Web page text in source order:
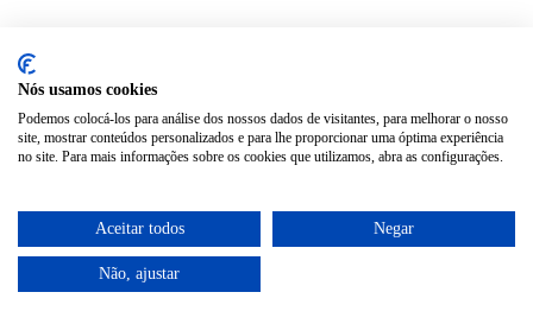
Nós usamos cookies
Podemos colocá-los para análise dos nossos dados de visitantes, para melhorar o nosso
site, mostrar conteúdos personalizados e para lhe proporcionar uma óptima experiência
no site. Para mais informações sobre os cookies que utilizamos, abra as configurações.
Aceitar todos Negar
Não, ajustar